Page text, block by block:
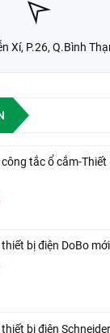
Xí, P.26, Q.Bình
tắc ổ cắm-Thiết
bị điện DoBo
bị điện